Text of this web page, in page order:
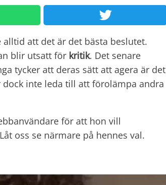
att det är det bästa beslutet.
blir utsatt för kritik. Det senare
tycker att deras sätt att agera är det
dock inte leda till att förolämpa andra
för att hon vill
oss se närmare på hennes val.